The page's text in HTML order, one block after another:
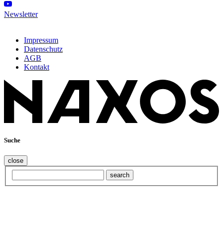
Newsletter
Impressum
Datenschutz
AGB
Kontakt
Suche
close
search